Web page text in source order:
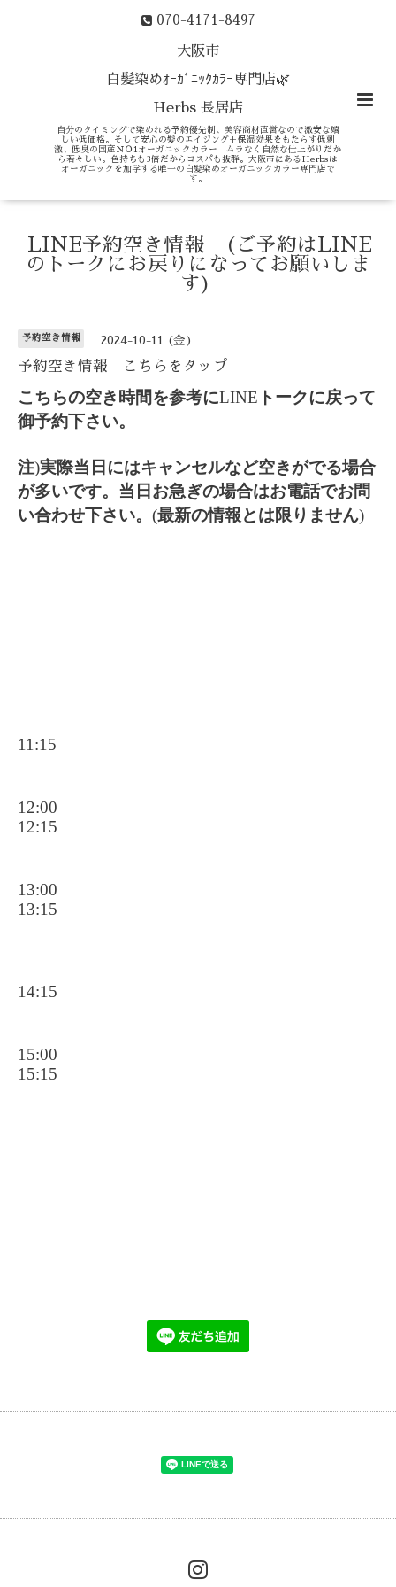
070-4171-8497
大阪市
白髪染めｵｰｶﾞﾆｯｸｶﾗｰ専門店🌿
Herbs 長居店
自分のタイミングで染めれる予約優先制、美容商材直営なので激安な嬉
しい低価格。そして安心の髪のエイジング＋保湿効果をもたらす低刺
激、低臭の国産ＮＯ1オーガニックカラー ムラなく自然な仕上がりだか
ら若々しい。色持ちも3倍だからコスパも抜群。大阪市にあるHerbsは
オーガニックを加学する唯一の白髪染めオーガニックカラー専門店で
す。
LINE予約空き情報 (ご予約はLINE
のトークにお戻りになってお願いしま
す)
予約空き情報 2024-10-11 (金)
予約空き情報 こちらをタップ
こちらの空き時間を参考にLINE トークに戻って
御予約下さい。
注)実際当日にはキャンセルなど空きがでる場合
が多いです。当日お急ぎの場合はお電話でお問
い合わせ下さい。 (最新の情報とは限りません)
11:15
12:00
12:15
13:00
13:15
14:15
15:00
15:15